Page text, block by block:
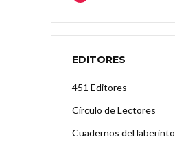
EDITORES
451 Editores
Círculo de Lectores
Cuadernos del laberinto